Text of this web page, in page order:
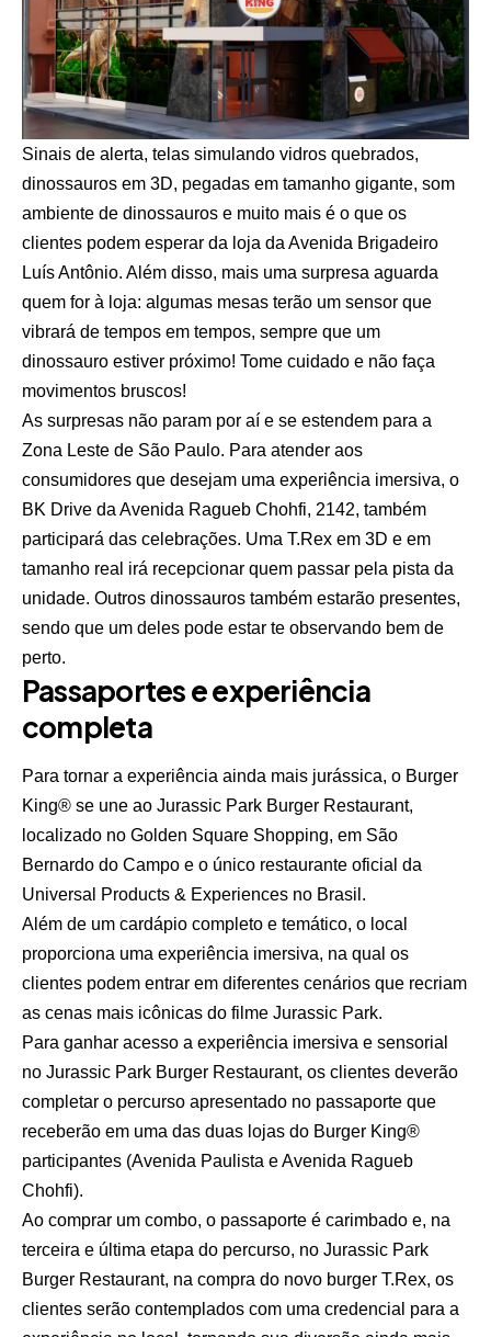
Sinais de alerta, telas simulando vidros quebrados,
dinossauros em 3D, pegadas em tamanho gigante, som
ambiente de dinossauros e muito mais é o que os
clientes podem esperar da loja da Avenida Brigadeiro
Luís Antônio. Além disso, mais uma surpresa aguarda
quem for à loja: algumas mesas terão um sensor que
vibrará de tempos em tempos, sempre que um
dinossauro estiver próximo! Tome cuidado e não faça
movimentos bruscos!
As surpresas não param por aí e se estendem para a
Zona Leste de São Paulo. Para atender aos
consumidores que desejam uma experiência imersiva, o
BK Drive da Avenida Ragueb Chohfi, 2142, também
participará das celebrações. Uma T.Rex em 3D e em
tamanho real irá recepcionar quem passar pela pista da
unidade. Outros dinossauros também estarão presentes,
sendo que um deles pode estar te observando bem de
perto.
Passaportes e experiência
completa
Para tornar a experiência ainda mais jurássica, o Burger
King® se une ao Jurassic Park Burger Restaurant,
localizado no Golden Square Shopping, em São
Bernardo do Campo e o único restaurante oficial da
Universal Products & Experiences no Brasil.
Além de um cardápio completo e temático, o local
proporciona uma experiência imersiva, na qual os
clientes podem entrar em diferentes cenários que recriam
as cenas mais icônicas do filme Jurassic Park.
Para ganhar acesso a experiência imersiva e sensorial
no Jurassic Park Burger Restaurant, os clientes deverão
completar o percurso apresentado no passaporte que
receberão em uma das duas lojas do Burger King®
participantes (Avenida Paulista e Avenida Ragueb
Chohfi).
Ao comprar um combo, o passaporte é carimbado e, na
terceira e última etapa do percurso, no Jurassic Park
Burger Restaurant, na compra do novo burger T.Rex, os
clientes serão contemplados com uma credencial para a